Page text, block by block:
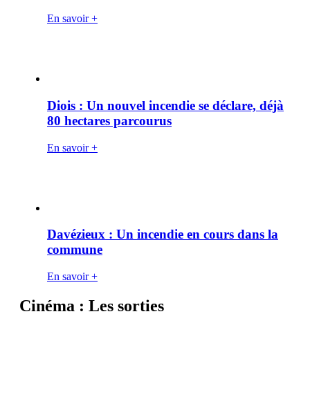
En savoir +
Diois : Un nouvel incendie se déclare, déjà
80 hectares parcourus
En savoir +
Davézieux : Un incendie en cours dans la
commune
En savoir +
Cinéma : Les sorties